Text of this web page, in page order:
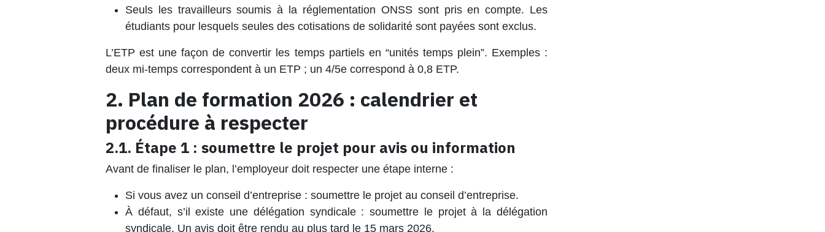
Seuls les travailleurs soumis à la réglementation ONSS sont pris en compte. Les
étudiants pour lesquels seules des cotisations de solidarité sont payées sont exclus.
L’ETP est une façon de convertir les temps partiels en “unités temps plein”. Exemples :
deux mi-temps correspondent à un ETP ; un 4/5e correspond à 0,8 ETP.
2. Plan de formation 2026 : calendrier et
procédure à respecter
2.1. Étape 1 : soumettre le projet pour avis ou information
Avant de finaliser le plan, l’employeur doit respecter une étape interne :
Si vous avez un conseil d’entreprise : soumettre le projet au conseil d’entreprise.
À défaut, s’il existe une délégation syndicale : soumettre le projet à la délégation
syndicale. Un avis doit être rendu au plus tard le 15 mars 2026.